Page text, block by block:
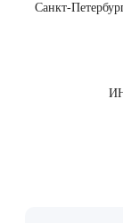
Санкт-